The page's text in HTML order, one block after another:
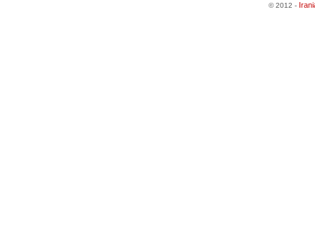
© 2012 -